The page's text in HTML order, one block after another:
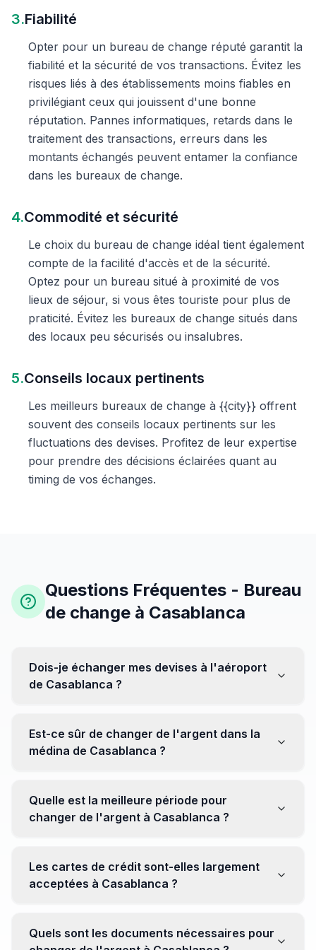
3.Fiabilité
Opter pour un bureau de change réputé garantit la
fiabilité et la sécurité de vos transactions. Évitez les
risques liés à des établissements moins fiables en
privilégiant ceux qui jouissent d'une bonne
réputation. Pannes informatiques, retards dans le
traitement des transactions, erreurs dans les
montants échangés peuvent entamer la confiance
dans les bureaux de change.
4.Commodité et sécurité
Le choix du bureau de change idéal tient également
compte de la facilité d'accès et de la sécurité.
Optez pour un bureau situé à proximité de vos
lieux de séjour, si vous êtes touriste pour plus de
praticité. Évitez les bureaux de change situés dans
des locaux peu sécurisés ou insalubres.
5.Conseils locaux pertinents
Les meilleurs bureaux de change à {{city}} offrent
souvent des conseils locaux pertinents sur les
fluctuations des devises. Profitez de leur expertise
pour prendre des décisions éclairées quant au
timing de vos échanges.
Questions Fréquentes - Bureau
de change à Casablanca
Dois-je échanger mes devises à l'aéroport
de Casablanca ?
être moins avantageux. Orientez-vous plutôt vers les
bureaux de change en ville pour obtenir de meilleurs
Est-ce sûr de changer de l'argent dans la
médina de Casablanca ?
établissements réputés pour éviter les surprises.
Quelle est la meilleure période pour
changer de l'argent à Casablanca ?
soyez attentif aux fluctuations pour maximiser la valeur
de vos devises.
Les cartes de crédit sont-elles largement
acceptées à Casablanca ?
Cependant, avoir un peu de monnaie locale peut être
Quels sont les documents nécessaires pour